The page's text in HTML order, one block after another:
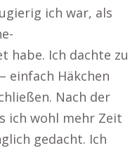
ich war, als
habe. Ich dachte zu
einfach Häkchen
Nach der
ich wohl mehr Zeit
gedacht. Ich